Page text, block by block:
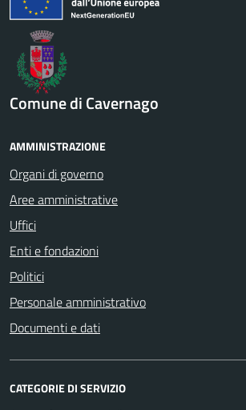
Comune di Cavernago
AMMINISTRAZIONE
Organi di governo
Aree amministrative
Uffici
Enti e fondazioni
Politici
Personale amministrativo
Documenti e dati
CATEGORIE DI SERVIZIO